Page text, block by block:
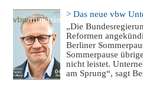
> Das neue vbw
„Die
Reformen
Berliner
Sommerpause
nicht leistet.
am Sprung“, sagt